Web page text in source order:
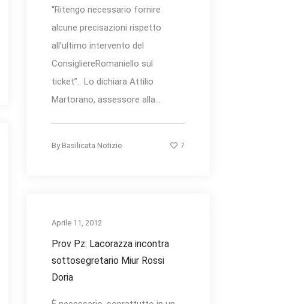
“Ritengo necessario fornire
alcune precisazioni rispetto
all'ultimo intervento del
ConsigliereRomaniello sul
ticket”. Lo dichiara Attilio
Martorano, assessore alla...
By Basilicata Notizie 7
Aprile 11, 2012
Prov Pz: Lacorazza incontra
sottosegretario Miur Rossi
Doria